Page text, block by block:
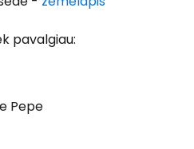
pavalgiau:
Pepe